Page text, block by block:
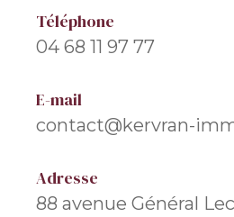
Téléphone
04 68 11 97 77
E-mail
contact@kervran-
Adresse
88 avenue Général